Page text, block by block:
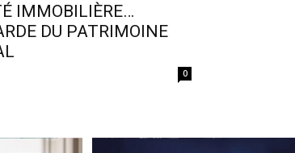
IMMOBILIÈRE…
DU PATRIMOINE
0